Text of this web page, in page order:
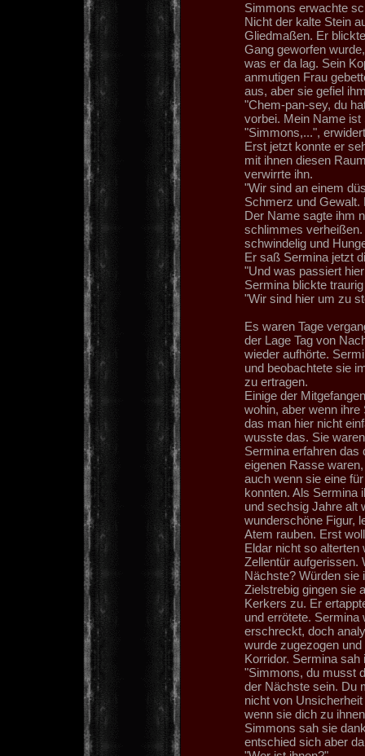
Simmons erwachte
Nicht der kalte Stein
Gliedmaßen. Er
Gang geworfen
was er da lag. Sein
anmutigen Frau
aus, aber sie gefiel
"Chem-pan-sey, du
vorbei. Mein Name ist
"Simmons,...",
Erst jetzt konnte er
mit ihnen diesen
verwirrte ihn.
"Wir sind an einem
Schmerz und Gewalt.
Der Name sagte ihm
schlimmes
schwindelig und
Er saß Sermina jetzt
"Und was passiert
Sermina blickte
"Wir sind hier um zu
Es waren Tage
der Lage Tag von
wieder aufhörte.
und beobachtete sie
zu ertragen.
Einige der
wohin, aber wenn
das man hier nicht
wusste das. Sie
Sermina erfahren das
eigenen Rasse
auch wenn sie eine
konnten. Als Sermina
und sechsig Jahre alt
wunderschöne Figur,
Atem rauben. Erst
Eldar nicht so
Zellentür aufgerissen.
Nächste? Würden sie
Zielstrebig gingen sie
Kerkers zu. Er
und errötete.
erschreckt, doch
wurde zugezogen
Korridor. Sermina sah
"Simmons, du musst
der Nächste sein. Du
nicht von
wenn sie dich zu
Simmons sah sie
entschied sich aber